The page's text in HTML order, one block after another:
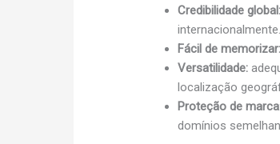
Credibilidade global:
internacionalmente.
Fácil de memorizar:
Versatilidade:
localização
Proteção de marca
domínios